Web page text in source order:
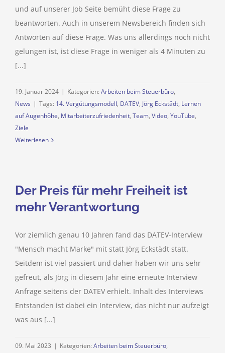
und auf unserer Job Seite bemüht diese Frage zu
beantworten. Auch in unserem Newsbereich finden sich
Antworten auf diese Frage. Was uns allerdings noch nicht
gelungen ist, ist diese Frage in weniger als 4 Minuten zu
[...]
19. Januar 2024 | Kategorien: Arbeiten beim Steuerbüro,
News | Tags: 14. Vergütungsmodell, DATEV, Jörg Eckstädt, Lernen
auf Augenhöhe, Mitarbeiterzufriedenheit, Team, Video, YouTube,
Ziele
Weiterlesen
Der Preis für mehr Freiheit ist
mehr Verantwortung
Vor ziemlich genau 10 Jahren fand das DATEV-Interview
"Mensch macht Marke" mit statt Jörg Eckstädt statt.
Seitdem ist viel passiert und daher haben wir uns sehr
gefreut, als Jörg in diesem Jahr eine erneute Interview
Anfrage seitens der DATEV erhielt. Inhalt des Interviews
Entstanden ist dabei ein Interview, das nicht nur aufzeigt
was aus [...]
09. Mai 2023 | Kategorien: Arbeiten beim Steuerbüro,